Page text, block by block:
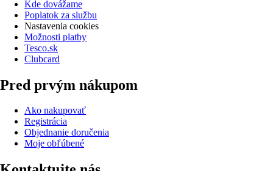
Kde dovážame
Poplatok za službu
Nastavenia cookies
Možnosti platby
Tesco.sk
Clubcard
Pred prvým nákupom
Ako nakupovať
Registrácia
Objednanie doručenia
Moje obľúbené